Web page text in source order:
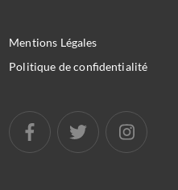
Mentions Légales
Politique de confidentialité